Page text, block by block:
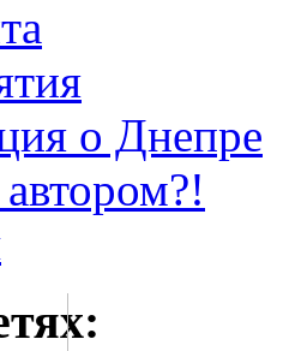
о Днепре